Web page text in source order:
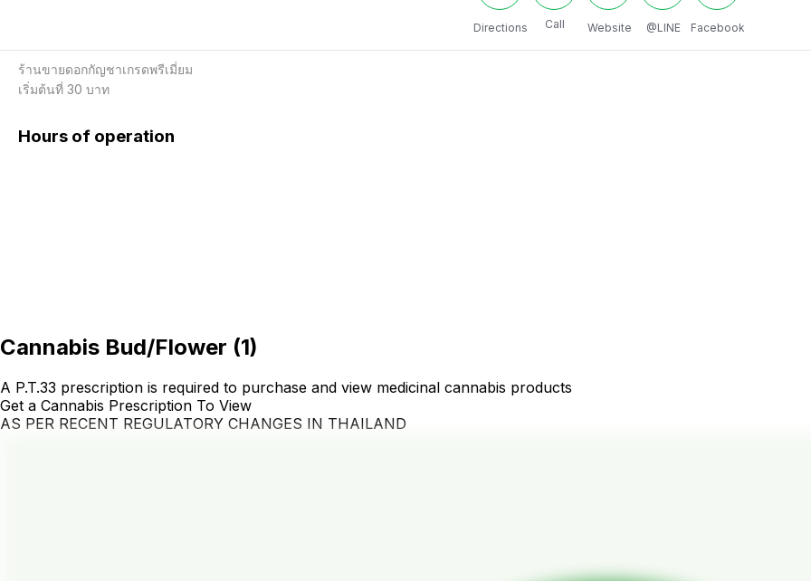
Directions Call Website @LINE Facebook
ร้านขายดอกกัญชาเกรดพรีเมี่ยม
เริ่มต้นที่ 30 บาท
Hours of operation
Cannabis Bud/Flower (1)
A P.T.33 prescription is required to purchase and view medicinal cannabis products
Get a Cannabis Prescription To View
AS PER RECENT REGULATORY CHANGES IN THAILAND